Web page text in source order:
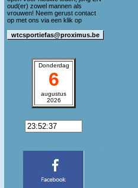
oud(er) zowel mannen als
vrouwen! Neem gerust contact
op met ons via een klik op
Donderdag
6
augustus
2026